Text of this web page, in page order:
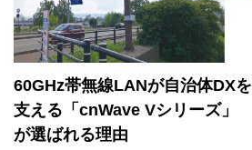
60GHz帯無線LANが自治体DXを
支える「cnWave Vシリーズ」
が選ばれる理由